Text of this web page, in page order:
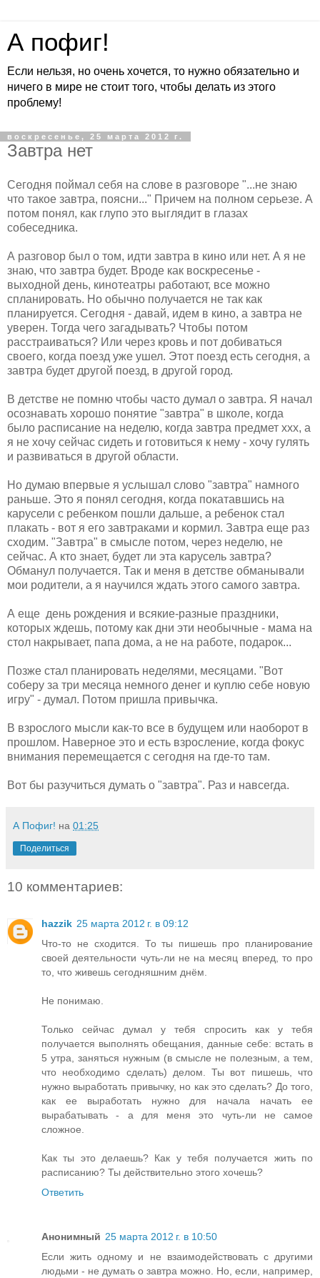
А пофиг!
Если нельзя, но очень хочется, то нужно обязательно и
ничего в мире не стоит того, чтобы делать из этого
проблему!
воскресенье, 25 марта 2012 г.
Завтра нет
Сегодня поймал себя на слове в разговоре "...не знаю
что такое завтра, поясни..." Причем на полном серьезе. А
потом понял, как глупо это выглядит в глазах
собеседника.
А разговор был о том, идти завтра в кино или нет. А я не
знаю, что завтра будет. Вроде как воскресенье -
выходной день, кинотеатры работают, все можно
спланировать. Но обычно получается не так как
планируется. Сегодня - давай, идем в кино, а завтра не
уверен. Тогда чего загадывать? Чтобы потом
расстраиваться? Или через кровь и пот добиваться
своего, когда поезд уже ушел. Этот поезд есть сегодня, а
завтра будет другой поезд, в другой город.
В детстве не помню чтобы часто думал о завтра. Я начал
осознавать хорошо понятие "завтра" в школе, когда
было расписание на неделю, когда завтра предмет xxx, а
я не хочу сейчас сидеть и готовиться к нему - хочу гулять
и развиваться в другой области.
Но думаю впервые я услышал слово "завтра" намного
раньше. Это я понял сегодня, когда покатавшись на
карусели с ребенком пошли дальше, а ребенок стал
плакать - вот я его завтраками и кормил. Завтра еще раз
сходим. "Завтра" в смысле потом, через неделю, не
сейчас. А кто знает, будет ли эта карусель завтра?
Обманул получается. Так и меня в детстве обманывали
мои родители, а я научился ждать этого самого завтра.
А еще день рождения и всякие-разные праздники,
которых ждешь, потому как дни эти необычные - мама на
стол накрывает, папа дома, а не на работе, подарок...
Позже стал планировать неделями, месяцами. "Вот
соберу за три месяца немного денег и куплю себе новую
игру" - думал. Потом пришла привычка.
В взрослого мысли как-то все в будущем или наоборот в
прошлом. Наверное это и есть взросление, когда фокус
внимания перемещается с сегодня на где-то там.
Вот бы разучиться думать о "завтра". Раз и навсегда.
А Пофиг! на 01:25
Поделиться
10 комментариев:
hazzik 25 марта 2012 г. в 09:12
Что-то не сходится. То ты пишешь про планирование
своей деятельности чуть-ли не на месяц вперед, то про
то, что живешь сегодняшним днём.
Не понимаю.
Только сейчас думал у тебя спросить как у тебя
получается выполнять обещания, данные себе: встать в
5 утра, заняться нужным (в смысле не полезным, а тем,
что необходимо сделать) делом. Ты вот пишешь, что
нужно выработать привычку, но как это сделать? До того,
как ее выработать нужно для начала начать ее
вырабатывать - а для меня это чуть-ли не самое
сложное.
Как ты это делаешь? Как у тебя получается жить по
расписанию? Ты действительно этого хочешь?
Ответить
Анонимный 25 марта 2012 г. в 10:50
Если жить одному и не взаимодействовать с другими
людьми - не думать о завтра можно. Но, если, например,